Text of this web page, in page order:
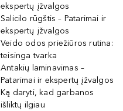
ekspertų įžvalgos
Salicilo rūgštis – Patarimai ir
ekspertų įžvalgos
Veido odos priežiūros rutina:
teisinga tvarka
Antakių laminavimas –
Patarimai ir ekspertų įžvalgos
Ką daryti, kad garbanos
išliktų ilgiau